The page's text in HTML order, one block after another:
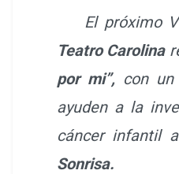
El próximo
Teatro Carolina
por mi”, con
ayuden a la
cáncer infantil
Sonrisa.